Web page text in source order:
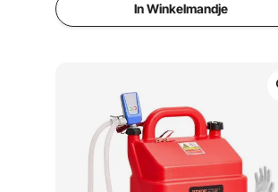
In Winkelmandje